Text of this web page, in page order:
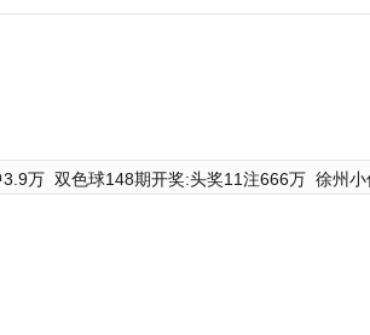
3.9万 双色球148期开奖:头奖11注666万 徐州